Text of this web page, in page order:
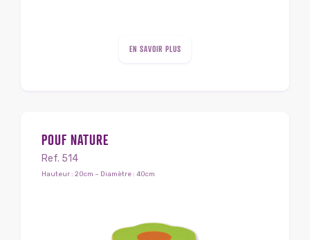
EN SAVOIR PLUS
POUF NATURE
Ref. 514
Hauteur : 20cm – Diamètre : 40cm